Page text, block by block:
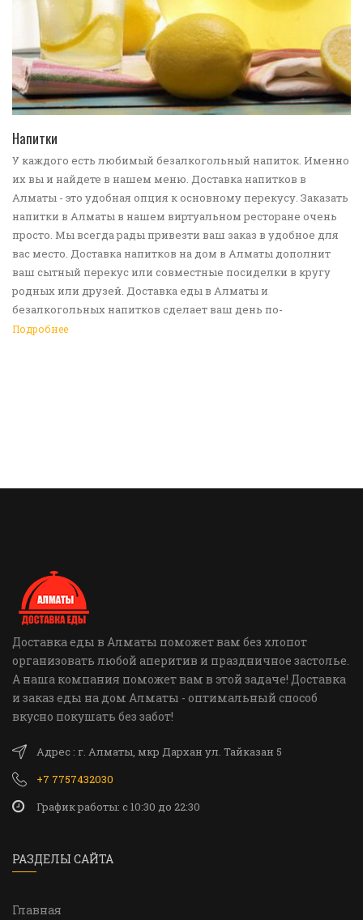
Напитки
У каждого есть любимый безалкогольный напиток. Именно
их вы и найдете в нашем меню. Доставка напитков в
Алматы - это удобная опция к основному перекусу. Заказать
напитки в Алматы в нашем виртуальном ресторане очень
просто. Мы всегда рады привезти ваш заказ в удобное для
вас место. Доставка напитков на дом в Алматы дополнит
ваш сытный перекус или совместные посиделки в кругу
родных или друзей. Доставка еды в Алматы и
безалкогольных напитков сделает ваш день по-
настоящему ярким и беззаботным. Обращайтесь к нам за
Подробнее
Доставка еды в Алматы поможет вам без хлопот
организовать любой аперитив и праздничное застолье.
А наша компания поможет вам в этой задаче! Доставка
и заказ еды на дом Алматы - оптимальный способ
вкусно покушать без забот!
Адрес : г. Алматы, мкр Дархан ул. Тайказан 5
+7 7757432030
График работы: c 10:30 до 22:30
РАЗДЕЛЫ САЙТА
Главная